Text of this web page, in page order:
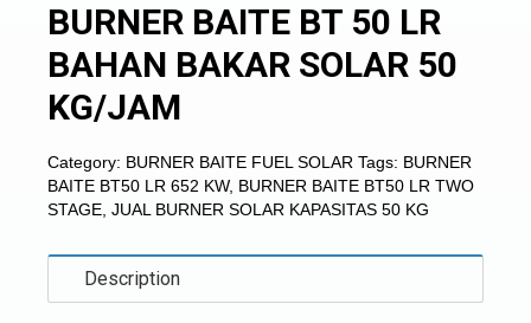
BURNER BAITE BT 50 LR
BAHAN BAKAR SOLAR 50
KG/JAM
Category: BURNER BAITE FUEL SOLAR Tags: BURNER
BAITE BT50 LR 652 KW, BURNER BAITE BT50 LR TWO
STAGE JUAL BURNER SOLAR KAPASITAS 50 KG
Description